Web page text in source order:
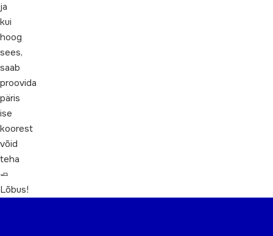
ja
kui
hoog
sees,
saab
proovida
päris
ise
koorest
võid
teha
🧈
Lõbus!